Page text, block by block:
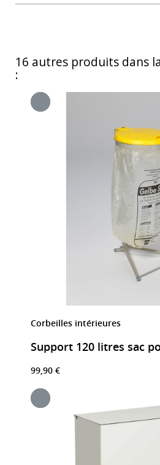
16 autres produits dans
:
Corbeilles intérieures
Support 120 litres sac
99,90 €